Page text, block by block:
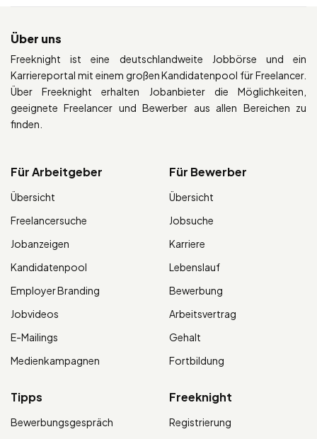
Über uns
Freeknight ist eine deutschlandweite Jobbörse und ein
Karriereportal mit einem großen Kandidatenpool für Freelancer.
Über Freeknight erhalten Jobanbieter die Möglichkeiten,
geeignete Freelancer und Bewerber aus allen Bereichen zu
finden.
Für Arbeitgeber
Übersicht
Freelancersuche
Jobanzeigen
Kandidatenpool
Employer Branding
Jobvideos
E-Mailings
Medienkampagnen
Für Bewerber
Übersicht
Jobsuche
Karriere
Lebenslauf
Bewerbung
Arbeitsvertrag
Gehalt
Fortbildung
Tipps
Bewerbungsgespräch
Freeknight
Registrierung